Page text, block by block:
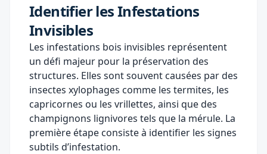
Identifier les Infestations
Invisibles
Les infestations bois invisibles représentent
un défi majeur pour la préservation des
structures. Elles sont souvent causées par des
insectes xylophages comme les termites, les
capricornes ou les vrillettes, ainsi que des
champignons lignivores tels que la mérule. La
première étape consiste à identifier les signes
subtils d’infestation.